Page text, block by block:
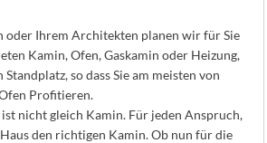
oder Ihrem Architekten planen wir für Sie
Kamin, Ofen, Gaskamin oder Heizung,
so dass Sie am meisten von
Profitieren.
ist nicht gleich Kamin. Für jeden Anspruch,
den richtigen Kamin. Ob nun für die